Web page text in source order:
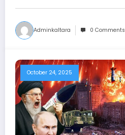
Adminkaltara 0 Comments
October 24, 2025